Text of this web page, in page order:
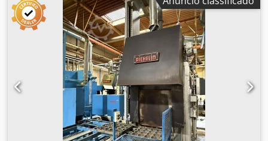
com fecho de pressão - Controlador eletrónico de 2 pontos
com aquecimento e desligamento automáticos - 2
prateleiras, revestimento interior em aço especial